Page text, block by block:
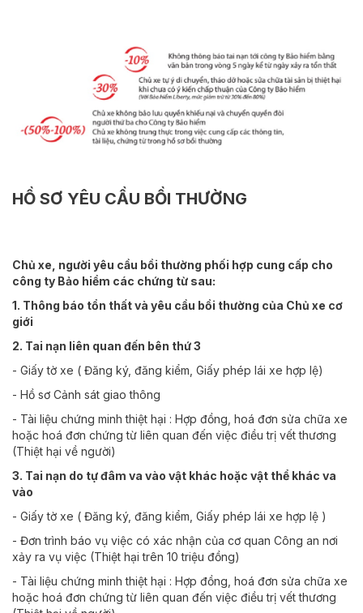
HỒ SƠ YÊU CẦU BỒI THƯỜNG
Chủ xe, người yêu cầu bồi thường phối hợp cung cấp cho
công ty Bảo hiểm các chứng từ sau:
1. Thông báo tổn thất và yêu cầu bồi thường của Chủ xe cơ
giới
2. Tai nạn liên quan đến bên thứ 3
- Giấy tờ xe ( Đăng ký, đăng kiểm, Giấy phép lái xe hợp lệ)
- Hồ sơ Cảnh sát giao thông
- Tài liệu chứng minh thiệt hại : Hợp đồng, hoá đơn sửa chữa xe
hoặc hoá đơn chứng từ liên quan đến việc điều trị vết thương
(Thiệt hại về người)
3. Tai nạn do tự đâm va vào vật khác hoặc vật thể khác va
vào
- Giấy tờ xe ( Đăng ký, đăng kiểm, Giấy phép lái xe hợp lệ )
- Đơn trình báo vụ việc có xác nhận của cơ quan Công an nơi
xảy ra vụ việc (Thiệt hại trên 10 triệu đồng)
- Tài liệu chứng minh thiệt hại : Hợp đồng, hoá đơn sửa chữa xe
hoặc hoá đơn chứng từ liên quan đến việc điều trị vết thương